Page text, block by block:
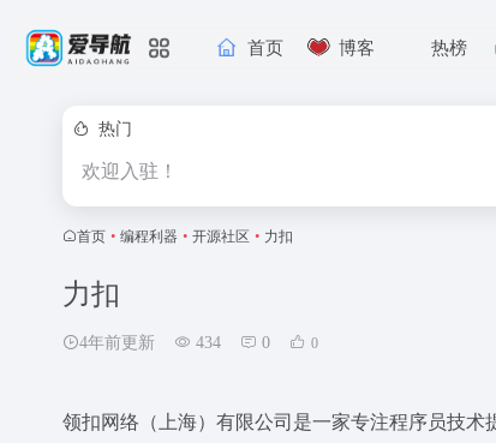
首页 博客 热榜
热门
欢迎入驻！
首页 • 编程利器 • 开源社区 • 力扣
力扣
4年前更新 434 0 0
领扣网络（上海）有限公司是一家专注程序员技术